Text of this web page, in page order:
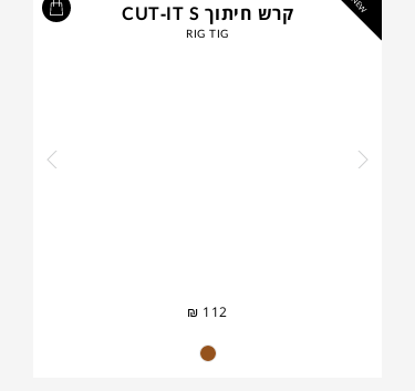
NEW קרש חיתוך CUT-IT S
RIG TIG
₪ 112